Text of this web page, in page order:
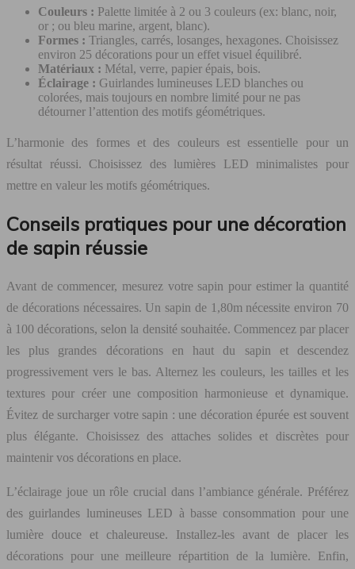
Couleurs : Palette limitée à 2 ou 3 couleurs (ex: blanc, noir,
or ; ou bleu marine, argent, blanc).
Formes : Triangles, carrés, losanges, hexagones. Choisissez
environ 25 décorations pour un effet visuel équilibré.
Matériaux : Métal, verre, papier épais, bois.
Éclairage : Guirlandes lumineuses LED blanches ou
colorées, mais toujours en nombre limité pour ne pas
détourner l’attention des motifs géométriques.
L’harmonie des formes et des couleurs est essentielle pour un
résultat réussi. Choisissez des lumières LED minimalistes pour
mettre en valeur les motifs géométriques.
Conseils pratiques pour une décoration
de sapin réussie
Avant de commencer, mesurez votre sapin pour estimer la quantité
de décorations nécessaires. Un sapin de 1,80m nécessite environ 70
à 100 décorations, selon la densité souhaitée. Commencez par placer
les plus grandes décorations en haut du sapin et descendez
progressivement vers le bas. Alternez les couleurs, les tailles et les
textures pour créer une composition harmonieuse et dynamique.
Évitez de surcharger votre sapin : une décoration épurée est souvent
plus élégante. Choisissez des attaches solides et discrètes pour
maintenir vos décorations en place.
L’éclairage joue un rôle crucial dans l’ambiance générale. Préférez
des guirlandes lumineuses LED à basse consommation pour une
lumière douce et chaleureuse. Installez-les avant de placer les
décorations pour une meilleure répartition de la lumière. Enfin,